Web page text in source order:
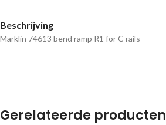
Beschrijving
Märklin 74613 bend ramp R1 for C rails
Gerelateerde producten